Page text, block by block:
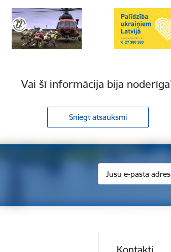
Vai šī informācija bija
Sniegt atsauksmi
Kontakti